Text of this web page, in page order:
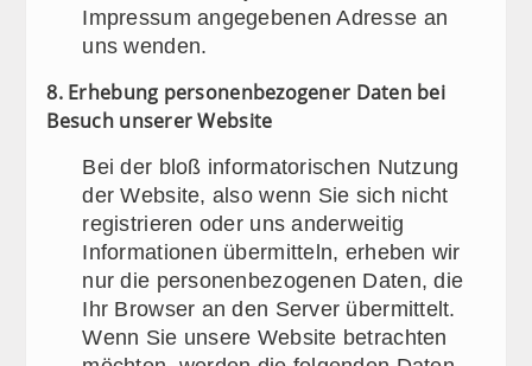
Impressum angegebenen Adresse an
uns wenden.
8. Erhebung personenbezogener Daten bei
Besuch unserer Website
Bei der bloß informatorischen Nutzung
der Website, also wenn Sie sich nicht
registrieren oder uns anderweitig
Informationen übermitteln, erheben wir
nur die personenbezogenen Daten, die
Ihr Browser an den Server übermittelt.
Wenn Sie unsere Website betrachten